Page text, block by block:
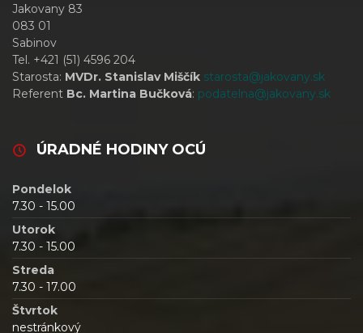
Jakovany 83
083 01
Sabinov
Tel. +421 (51) 4596 204
Starosta: MVDr. Stanislav Miščík starosta@jakovany.sk
Referent Bc. Martina Bučková: podatelna@jakovany.sk
ÚRADNÉ HODINY OCÚ
Pondelok
7.30 - 15.00
Utorok
7.30 - 15.00
Streda
7.30 - 17.00
Štvrtok
nestránkový